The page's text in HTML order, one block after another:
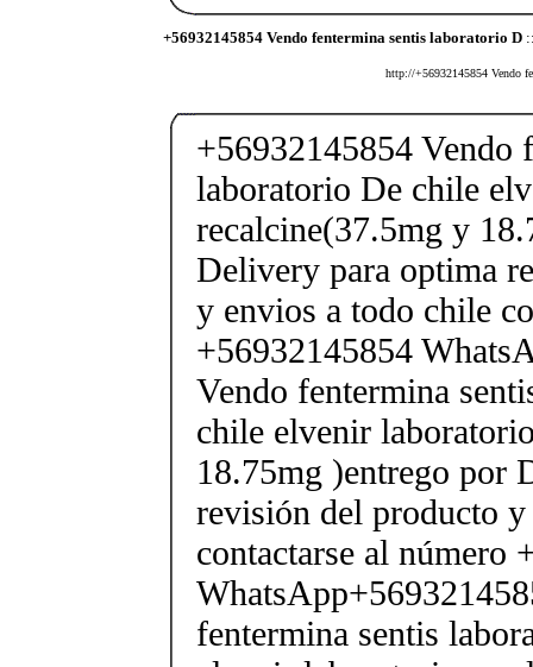
+56932145854 Vendo fentermina sentis laboratorio D::
http://+56932145854 Vendo
+56932145854 Vendo
laboratorio De chile
recalcine(37.5mg y
Delivery para optima
y envios a todo chile
+56932145854
Vendo fentermina
chile elvenir
18.75mg )entrego por
revisión del producto
contactarse al número
fentermina sentis